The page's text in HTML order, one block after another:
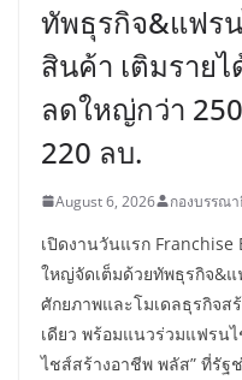
ทัพธุรกิจ&แฟร
สินค้า เติมราย
ลดใหญ่กว่า
220 ลบ.
August 6, 2026 กองบรรณ
เปิดงานวันแรก Franchise
ใหญ่จัดเต็มด้วยทัพธุรกิจ&
ศักยภาพและโมเดลธุรกิจส
เดียว พร้อมแนวร่วมแฟรน
ไชส์สร้างอาชีพ พลัส” ที่รัฐ